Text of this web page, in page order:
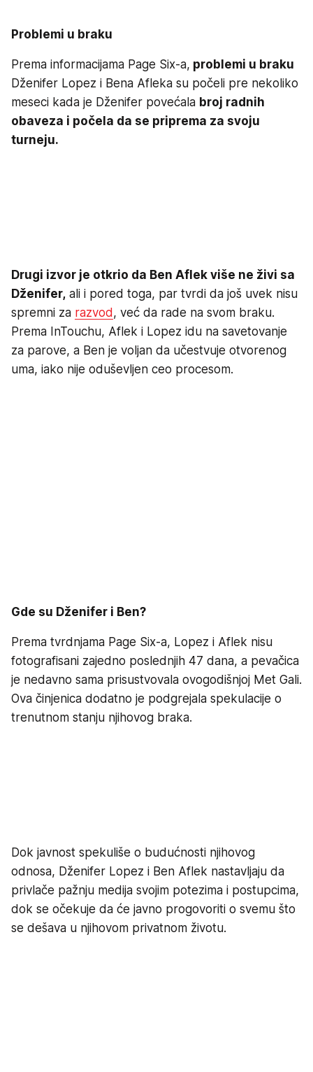
Problemi u braku
Prema informacijama Page Six-a, problemi u braku
Dženifer Lopez i Bena Afleka su počeli pre nekoliko
meseci kada je Dženifer povećala broj radnih
obaveza i počela da se priprema za svoju
turneju.
Drugi izvor je otkrio da Ben Aflek više ne živi sa
Dženifer, ali i pored toga, par tvrdi da još uvek nisu
spremni za razvod, već da rade na svom braku.
Prema InTouchu, Aflek i Lopez idu na savetovanje
za parove, a Ben je voljan da učestvuje otvorenog
uma, iako nije oduševljen ceo procesom.
Gde su Dženifer i Ben?
Prema tvrdnjama Page Six-a, Lopez i Aflek nisu
fotografisani zajedno poslednjih 47 dana, a pevačica
je nedavno sama prisustvovala ovogodišnjoj Met Gali.
Ova činjenica dodatno je podgrejala spekulacije o
trenutnom stanju njihovog braka.
Dok javnost spekuliše o budućnosti njihovog
odnosa, Dženifer Lopez i Ben Aflek nastavljaju da
privlače pažnju medija svojim potezima i postupcima,
dok se očekuje da će javno progovoriti o svemu što
se dešava u njihovom privatnom životu.